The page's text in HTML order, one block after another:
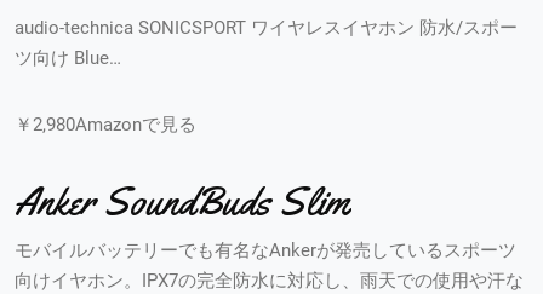
audio-technica SONICSPORT ワイヤレスイヤホン 防水/スポー
ツ向け Blue…
￥2,980Amazonで見る
Anker SoundBuds Slim
モバイルバッテリーでも有名なAnkerが発売しているスポーツ
向けイヤホン。IPX7の完全防水に対応し、雨天での使用や汗な